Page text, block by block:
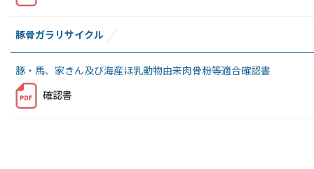
豚骨ガラリサイクル
豚・馬、家きん及び海産ほ乳動物由来肉骨粉等適合確認書
確認書